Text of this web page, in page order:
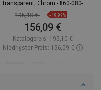
transparent, Chrom - 860-080-
080-01-00
195,10 € -19,99%
156,09 €
Katalogpreis: 195,10 €
Niedrigster Preis: 156,09 €